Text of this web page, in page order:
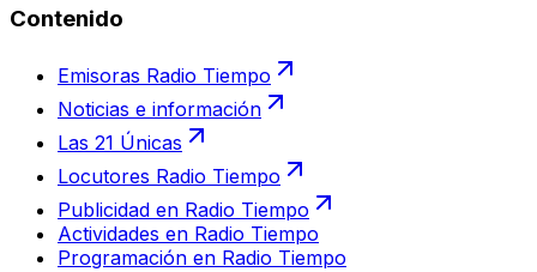
Contenido
Emisoras Radio Tiempo
Noticias e información
Las 21 Únicas
Locutores Radio Tiempo
Publicidad en Radio Tiempo
Actividades en Radio Tiempo
Programación en Radio Tiempo